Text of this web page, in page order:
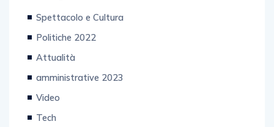
Spettacolo e Cultura
Politiche 2022
Attualità
amministrative 2023
Video
Tech